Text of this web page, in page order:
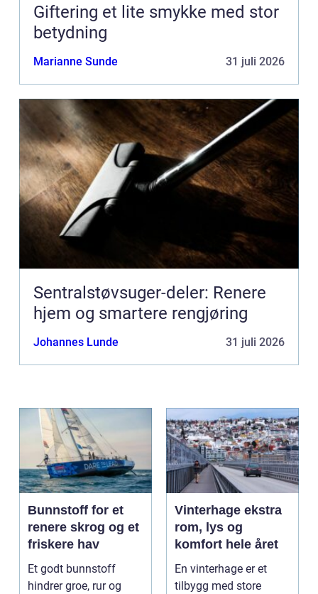
Giftering et lite smykke med stor
betydning
Marianne Sunde 31 juli 2026
Sentralstøvsuger-deler: Renere
hjem og smartere rengjøring
Johannes Lunde 31 juli 2026
Bunnstoff for et
renere skrog og et
friskere hav
Et godt bunnstoff
hindrer groe, rur og
Vinterhage ekstra
rom, lys og
komfort hele året
En vinterhage er et
tilbygg med store